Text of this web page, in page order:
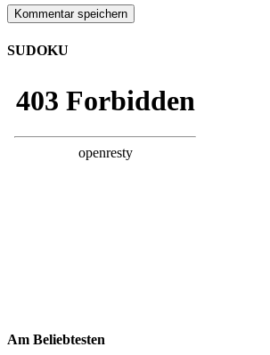
SUDOKU
Am Beliebtesten